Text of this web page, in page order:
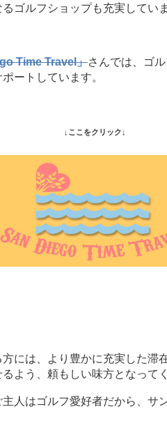
ゴルフショップも充実してい
Time Travel」さんでは、ゴ
ートしています。
↓ここをクリック↓
には、より豊かに充実した滞
よう、頼もしい味方となって
人はゴルフ愛好者だから、サ